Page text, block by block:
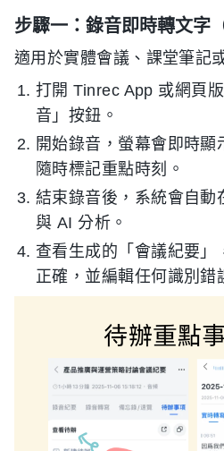
步驟一：錄音即時轉文字
適用於實體會議、課堂筆記
打開 Tinrec App 或網頁
音」按鈕。
開始錄音，螢幕會即時顯
隨時標記重點時刻。
結束錄音後，系統會自動
與 AI 分析。
查看生成的「會議紀要」
正確，並編輯任何識別錯